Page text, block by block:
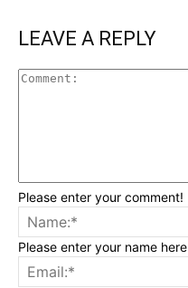
LEAVE A REPLY
Please enter your comment!
Please enter your name here